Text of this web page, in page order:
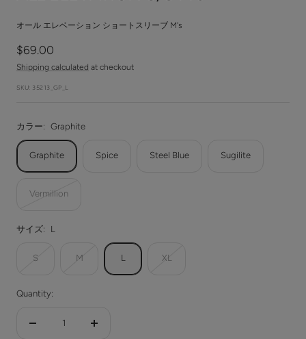
オール エレベーション ショートスリーブ M's
Sale
price
$69.00
Shipping calculated at checkout
SKU: 35213_GP_L
カラー: Graphite
Graphite Spice Steel Blue Sugilite
Vermillion
サイズ: L
S M L XL
Quantity:
Decrease
Increase